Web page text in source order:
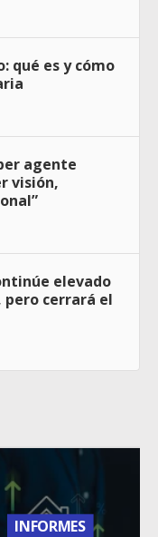
qué es y cómo
agente
visión,
elevado
cerrará el
INFORMES